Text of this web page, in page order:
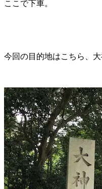
ここで下車。
今回の目的地はこちら、大